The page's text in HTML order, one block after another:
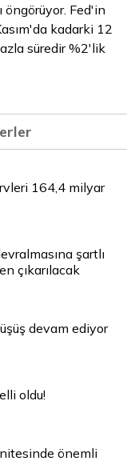
öngörüyor. Fed'in
kadarki 12
süredir %2'lik
164,4 milyar
şartlı
çıkarılacak
devam ediyor
oldu!
önemli